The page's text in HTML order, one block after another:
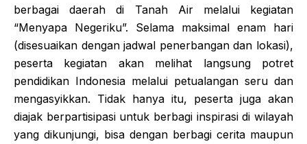
berbagai daerah di Tanah Air melalui kegiatan
“Menyapa Negeriku”. Selama maksimal enam hari
(disesuaikan dengan jadwal penerbangan dan lokasi),
peserta kegiatan akan melihat langsung potret
pendidikan Indonesia melalui petualangan seru dan
mengasyikkan. Tidak hanya itu, peserta juga akan
diajak berpartisipasi untuk berbagi inspirasi di wilayah
yang dikunjungi, bisa dengan berbagi cerita maupun